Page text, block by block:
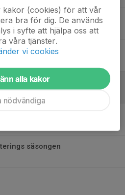
Marknad
säsongen
kakor (cookies) för att vår
bra för dig. De används
i syfte att hjälpa oss att
våra tjänster.
vi cookies
alla kakor
nödvändiga